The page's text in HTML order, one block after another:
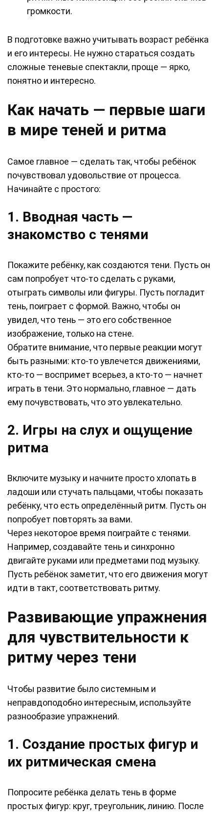
громкости.
В подготовке важно учитывать возраст ребёнка
и его интересы. Не нужно стараться создать
сложные теневые спектакли, проще — ярко,
понятно и интересно.
Как начать — первые шаги
в мире теней и ритма
Самое главное — сделать так, чтобы ребёнок
почувствовал удовольствие от процесса.
Начинайте с простого:
1. Вводная часть —
знакомство с тенями
Покажите ребёнку, как создаются тени. Пусть он
сам попробует что-то сделать с руками,
отыграть символы или фигуры. Пусть погладит
тень, поиграет с формой. Важно, чтобы он
увидел, что тень — это его собственное
изображение, только на стене.
Обратите внимание, что первые реакции могут
быть разными: кто-то увлечется движениями,
кто-то — воспримет всерьез, а кто-то — начнет
играть в тени. Это нормально, главное — дать
ему почувствовать, что это увлекательно.
2. Игры на слух и ощущение
ритма
Включите музыку и начните просто хлопать в
ладоши или стучать пальцами, чтобы показать
ребёнку, что есть определённый ритм. Пусть он
попробует повторять за вами.
Через некоторое время поиграйте с тенями.
Например, создавайте тень и синхронно
двигайте руками или предметами под музыку.
Пусть ребёнок заметит, что его движения могут
идти в такт, соответствовать ритму.
Развивающие упражнения
для чувствительности к
ритму через тени
Чтобы развитие было системным и
неправдоподобно интересным, используйте
разнообразие упражнений.
1. Создание простых фигур и
их ритмическая смена
Попросите ребёнка делать тень в форме
простых фигур: круг, треугольник, линию. После